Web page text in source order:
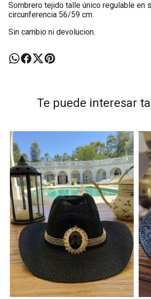
Sombrero tejido talle único regulable en
circunferencia 56/59 cm.
Sin cambio ni devolucion.
Te puede interesar